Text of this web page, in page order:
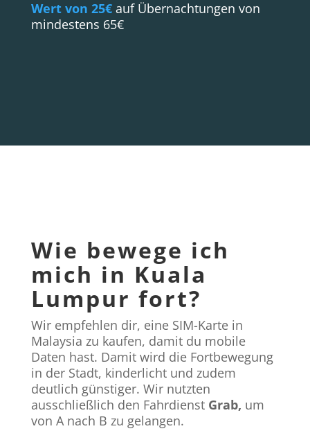
Wert von 25€auf Übernachtungen von
mindestens 65€
Wie bewege ich
mich in Kuala
Lumpur fort?
Wir empfehlen dir, eine SIM-Karte in
Malaysia zu kaufen, damit du mobile
Daten hast. Damit wird die Fortbewegung
in der Stadt, kinderlicht und zudem
deutlich günstiger. Wir nutzten
ausschließlich den Fahrdienst Grab, um
von A nach B zu gelangen.